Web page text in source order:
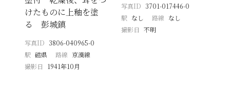
けたものに上釉を塗
る 彭城鎮
写真ID 3806-040965-0
駅 磁県 路線 京漢線
撮影日
1941年10月
写真ID 3701-017446-0
駅 なし 路線 なし
撮影日 不明